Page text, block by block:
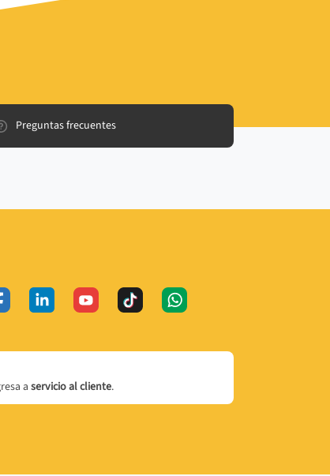
Preguntas frecuentes
aservicio al cliente.